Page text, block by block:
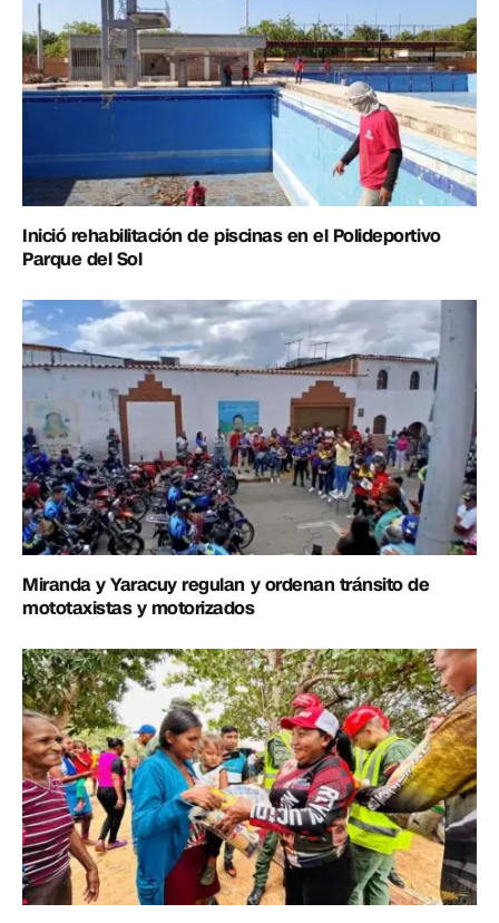
Inició rehabilitación de piscinas en el Polideportivo
Parque del Sol
Miranda y Yaracuy regulan y ordenan tránsito de
mototaxistas y motorizados